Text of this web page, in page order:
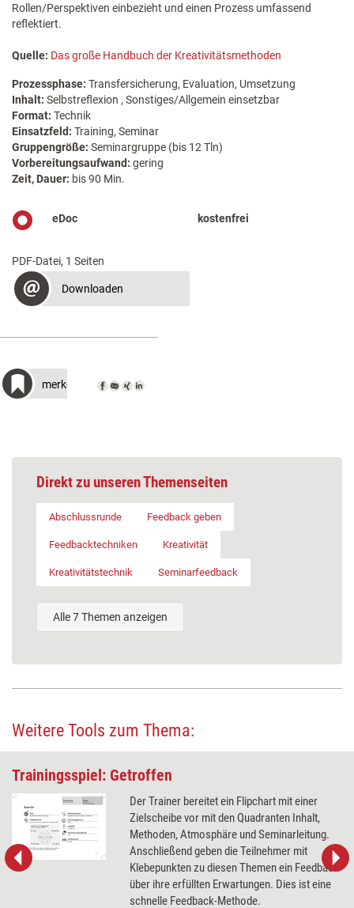
Rollen/Perspektiven einbezieht und einen Prozess umfassend
reflektiert.
Quelle: Das große Handbuch der Kreativitätsmethoden
Prozessphase: Transfersicherung, Evaluation, Umsetzung
Inhalt: Selbstreflexion , Sonstiges/Allgemein einsetzbar
Format: Technik
Einsatzfeld: Training, Seminar
Gruppengröße: Seminargruppe (bis 12 Tln)
Vorbereitungsaufwand: gering
Zeit, Dauer: bis 90 Min.
eDoc kostenfrei
PDF-Datei, 1 Seiten
Downloaden
merken
Direkt zu unseren Themenseiten
Abschlussrunde Feedback geben
Feedbacktechniken Kreativität
Kreativitätstechnik Seminarfeedback
Alle 7 Themen anzeigen
Weitere Tools zum Thema:
Trainingsspiel: Getroffen
Der Trainer bereitet ein Flipchart mit einer
Zielscheibe vor mit den Quadranten Inhalt,
Methoden, Atmosphäre und Seminarleitung.
Anschließend geben die Teilnehmer mit
Klebepunkten zu diesen Themen ein Feedback
über ihre erfüllten Erwartungen. Dies ist eine
schnelle Feedback-Methode.